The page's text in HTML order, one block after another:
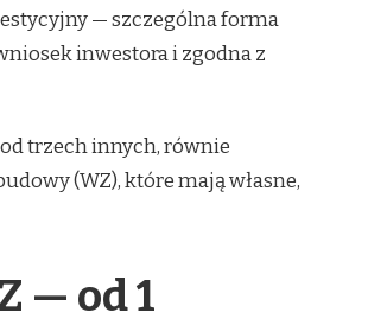
— szczególna forma
inwestora i zgodna z
trzech innych, równie
(WZ), które mają własne,
— od 1